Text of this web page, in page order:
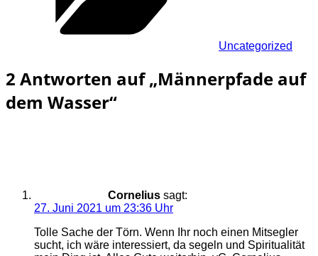
Uncategorized
2 Antworten auf „Männerpfade auf
dem Wasser“
Cornelius sagt:
27. Juni 2021 um 23:36 Uhr
Tolle Sache der Törn. Wenn Ihr noch einen Mitsegler
sucht, ich wäre interessiert, da segeln und Spiritualität